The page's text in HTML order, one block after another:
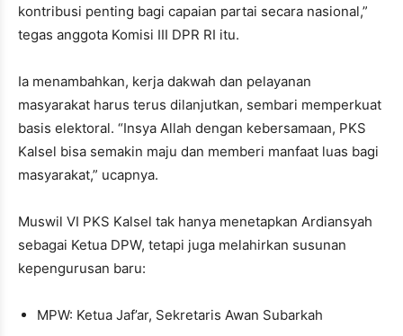
kontribusi penting bagi capaian partai secara nasional,”
tegas anggota Komisi III DPR RI itu.
Ia menambahkan, kerja dakwah dan pelayanan
masyarakat harus terus dilanjutkan, sembari memperkuat
basis elektoral. “Insya Allah dengan kebersamaan, PKS
Kalsel bisa semakin maju dan memberi manfaat luas bagi
masyarakat,” ucapnya.
Muswil VI PKS Kalsel tak hanya menetapkan Ardiansyah
sebagai Ketua DPW, tetapi juga melahirkan susunan
kepengurusan baru:
MPW: Ketua Jaf’ar, Sekretaris Awan Subarkah